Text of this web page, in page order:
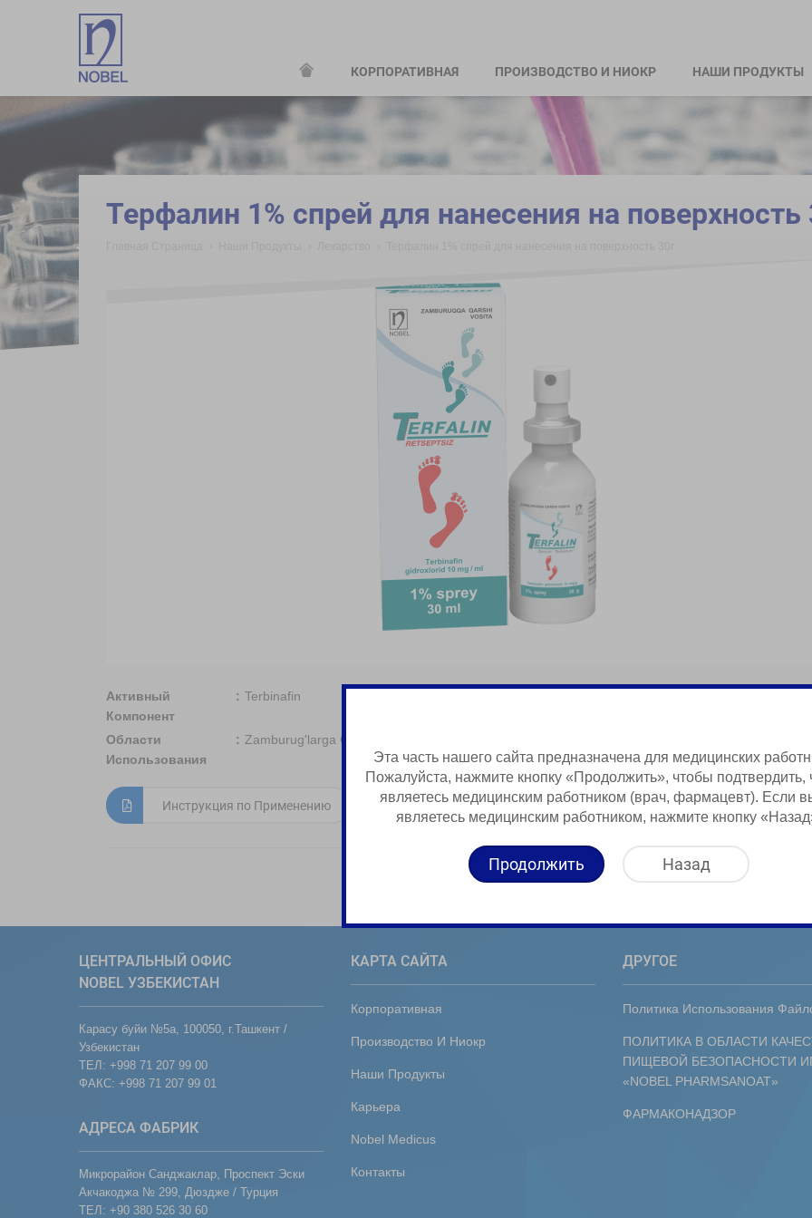
КОРПОРАТИВНАЯ ПРОИЗВОДСТВО И НИОКР НАШИ ПРОДУКТЫ
Терфалин 1% спрей для нанесения на поверхность
Активный
Компонент
Terbinafin
Области
Использования
Zamburug'larga Qarshi Vosita
Инструкция по Применению Краткая Информация о Продукции
ЦЕНТРАЛЬНЫЙ ОФИС
NOBEL УЗБЕКИСТАН
Карасу буйи №5а, 100050, г.Ташкент /
Узбекистан
ТЕЛ: +998 71 207 99 00
ФАКС: +998 71 207 99 01
АДРЕСА ФАБРИК
Микрорайон Санджаклар, Проспект Эски
Акчакоджа № 299, Дюздже / Турция
ТЕЛ: +90 380 526 30 60
КАРТА САЙТА
Корпоративная
Производство И Ниокр
Наши Продукты
Карьера
Nobel Medicus
Контакты
ДРУГОЕ
Политика Использования
ПОЛИТИКА В ОБЛАСТИ
ПИЩЕВОЙ БЕЗОПАСНОСТИ
«NOBEL PHARMSANOAT»
ФАРМАКОНАДЗОР
Эта часть нашего сайта предназначена для медицинских
Пожалуйста, нажмите кнопку «Продолжить», чтобы подтвердить,
являетесь медицинским работником (врач, фармацевт). Если
являетесь медицинским работником, нажмите кнопку
Продолжить Назад